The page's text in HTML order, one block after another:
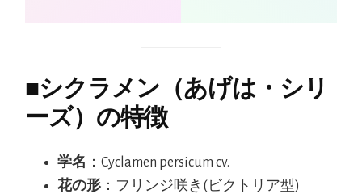
■シクラメン（あげは・シリ
ーズ）の特徴
学名 ：Cyclamen persicum cv.
花の形 ：フリンジ咲き(ビクトリア型)